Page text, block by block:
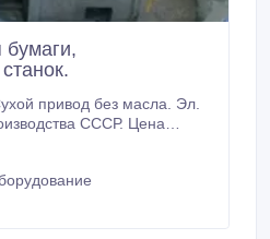
привод без масла. Эл.
СССР. Цена
WhatsApp..